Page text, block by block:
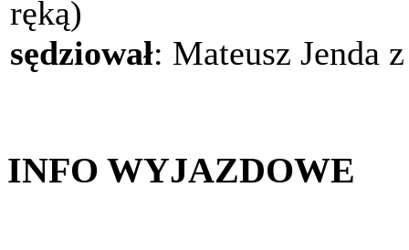
ręką)
sędziował: Mateusz Jenda
INFO WYJAZDOWE